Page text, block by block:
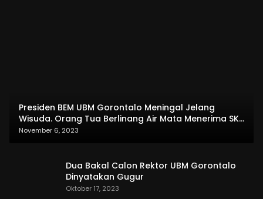
Presiden BEM UBM Gorontalo Meningal Jelang
Wisuda. Orang Tua Berlinang Air Mata Menerima SKL
dan Pemasangan Salempang
November 6, 2023
Dua Bakal Calon Rektor UBM Gorontalo
Dinyatakan Gugur
Oktober 17, 2023